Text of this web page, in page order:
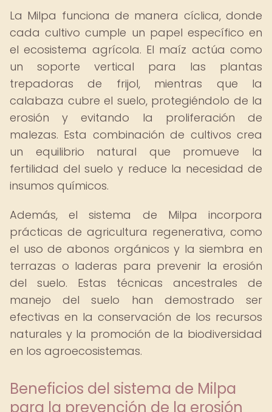
La Milpa funciona de manera cíclica, donde
cada cultivo cumple un papel específico en
el ecosistema agrícola. El maíz actúa como
un soporte vertical para las plantas
trepadoras de frijol, mientras que la
calabaza cubre el suelo, protegiéndolo de la
erosión y evitando la proliferación de
malezas. Esta combinación de cultivos crea
un equilibrio natural que promueve la
fertilidad del suelo y reduce la necesidad de
insumos químicos.
Además, el sistema de Milpa incorpora
prácticas de agricultura regenerativa, como
el uso de abonos orgánicos y la siembra en
terrazas o laderas para prevenir la erosión
del suelo. Estas técnicas ancestrales de
manejo del suelo han demostrado ser
efectivas en la conservación de los recursos
naturales y la promoción de la biodiversidad
en los agroecosistemas.
Beneficios del sistema de Milpa
para la prevención de la erosión